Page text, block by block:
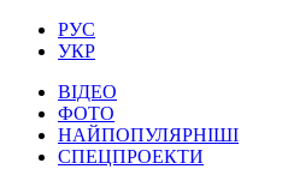
РУС
УКР
ВІДЕО
ФОТО
НАЙПОПУЛЯРНІШІ
СПЕЦПРОЕКТИ